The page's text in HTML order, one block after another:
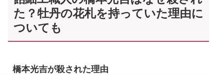
た？牡丹の花札を持っていた理由に
ついても
橋本光吉が殺された理由